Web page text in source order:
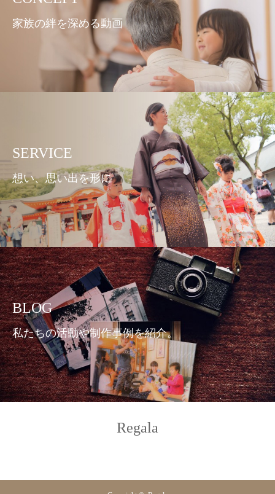
家族の絆を深める動画
SERVICE
想い、思い出を形に
BLOG
私たちの活動や制作事例を紹介。
Regala